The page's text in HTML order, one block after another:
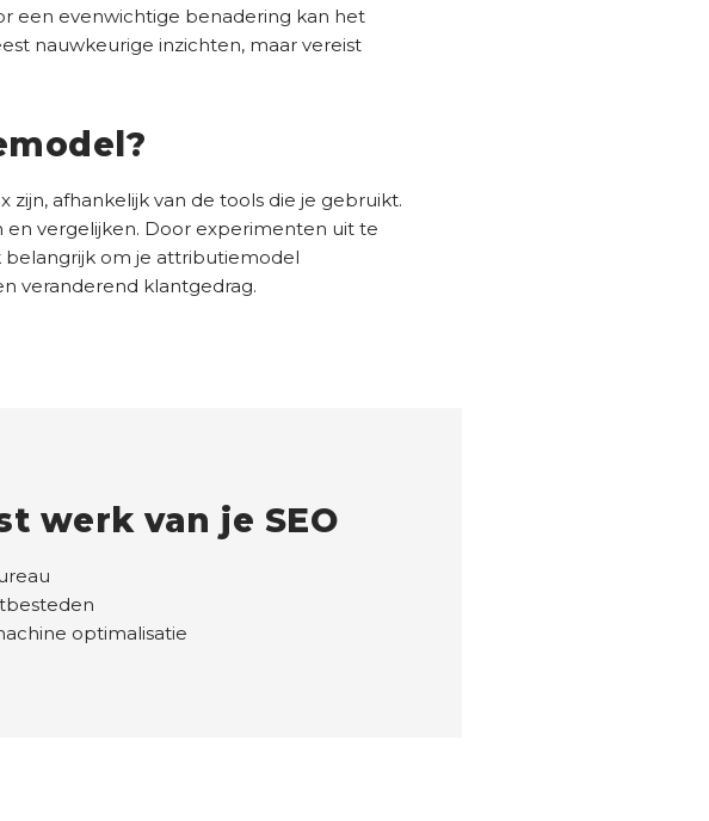
een evenwichtige benadering kan het
nauwkeurige inzichten, maar vereist
afhankelijk van de tools die je gebruikt.
vergelijken. Door experimenten uit te
belangrijk om je attributiemodel
veranderend klantgedrag.
werk van je SEO
optimalisatie